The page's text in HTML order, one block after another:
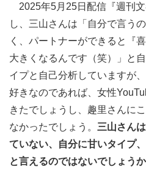
2025年5月25日配信『週刊
し、三山さんは「自分で言う
く、パートナーができると『
大きくなるんです（笑）」と
イプと自己分析していますが
好きなのであれば、女性
きたでしょうし、趣里さんに
なかったでしょう。 三山さん
ていない、自分に甘いタイプ
と言えるのではないでしょうか